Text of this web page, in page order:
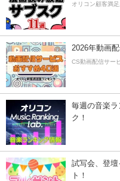
オリコン顧客満
2026年動画
CS動画配信サー
毎週の音楽
ク！
試写会、登
ト！